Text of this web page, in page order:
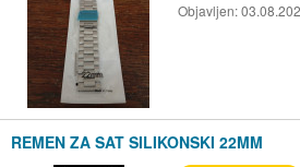
Objavljen:
REMEN ZA SAT SILIKONSKI 22MM